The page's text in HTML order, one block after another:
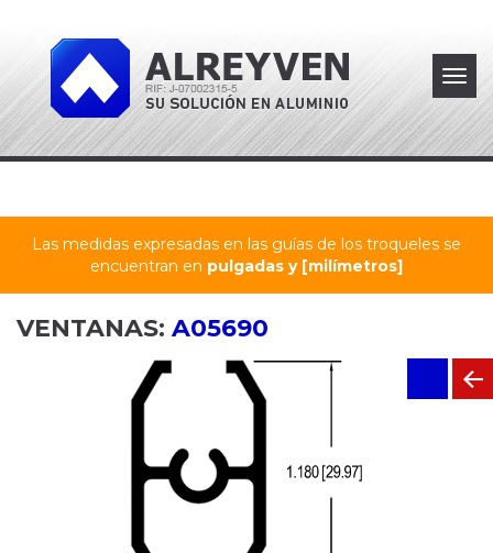
Las medidas expresadas en las guías de los troqueles se
encuentran en pulgadas y [milímetros]
VENTANAS: A05690